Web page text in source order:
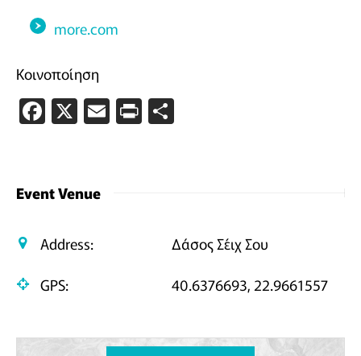
more.com
Κοινοποίηση
Facebook
X EmailPrintFriendly
Event Venue
Address:
Δάσος Σέιχ Σου
GPS:
40.6376693, 22.9661557